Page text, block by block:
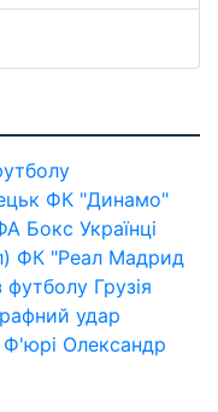
ФК "Динамо"
Бокс Українці
ФК "Реал Мадрид
футболу Грузія
удар
Ф'юрі Олександр